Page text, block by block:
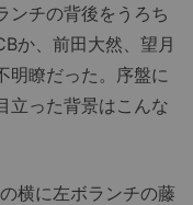
ンチの背後をうろち
か、前田大然、望月
明瞭だった。序盤に
立った背景はこんな
横に左ボランチの藤